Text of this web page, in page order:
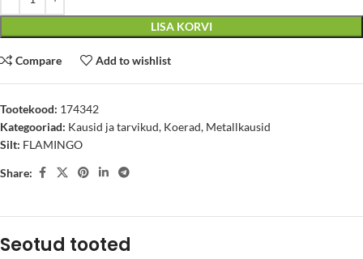
LISA KORVI
Compare Add to wishlist
Tootekood: 174342
Kategooriad: Kausid ja tarvikud, Koerad, Metallkausid
Silt: FLAMINGO
Share:
Seotud tooted